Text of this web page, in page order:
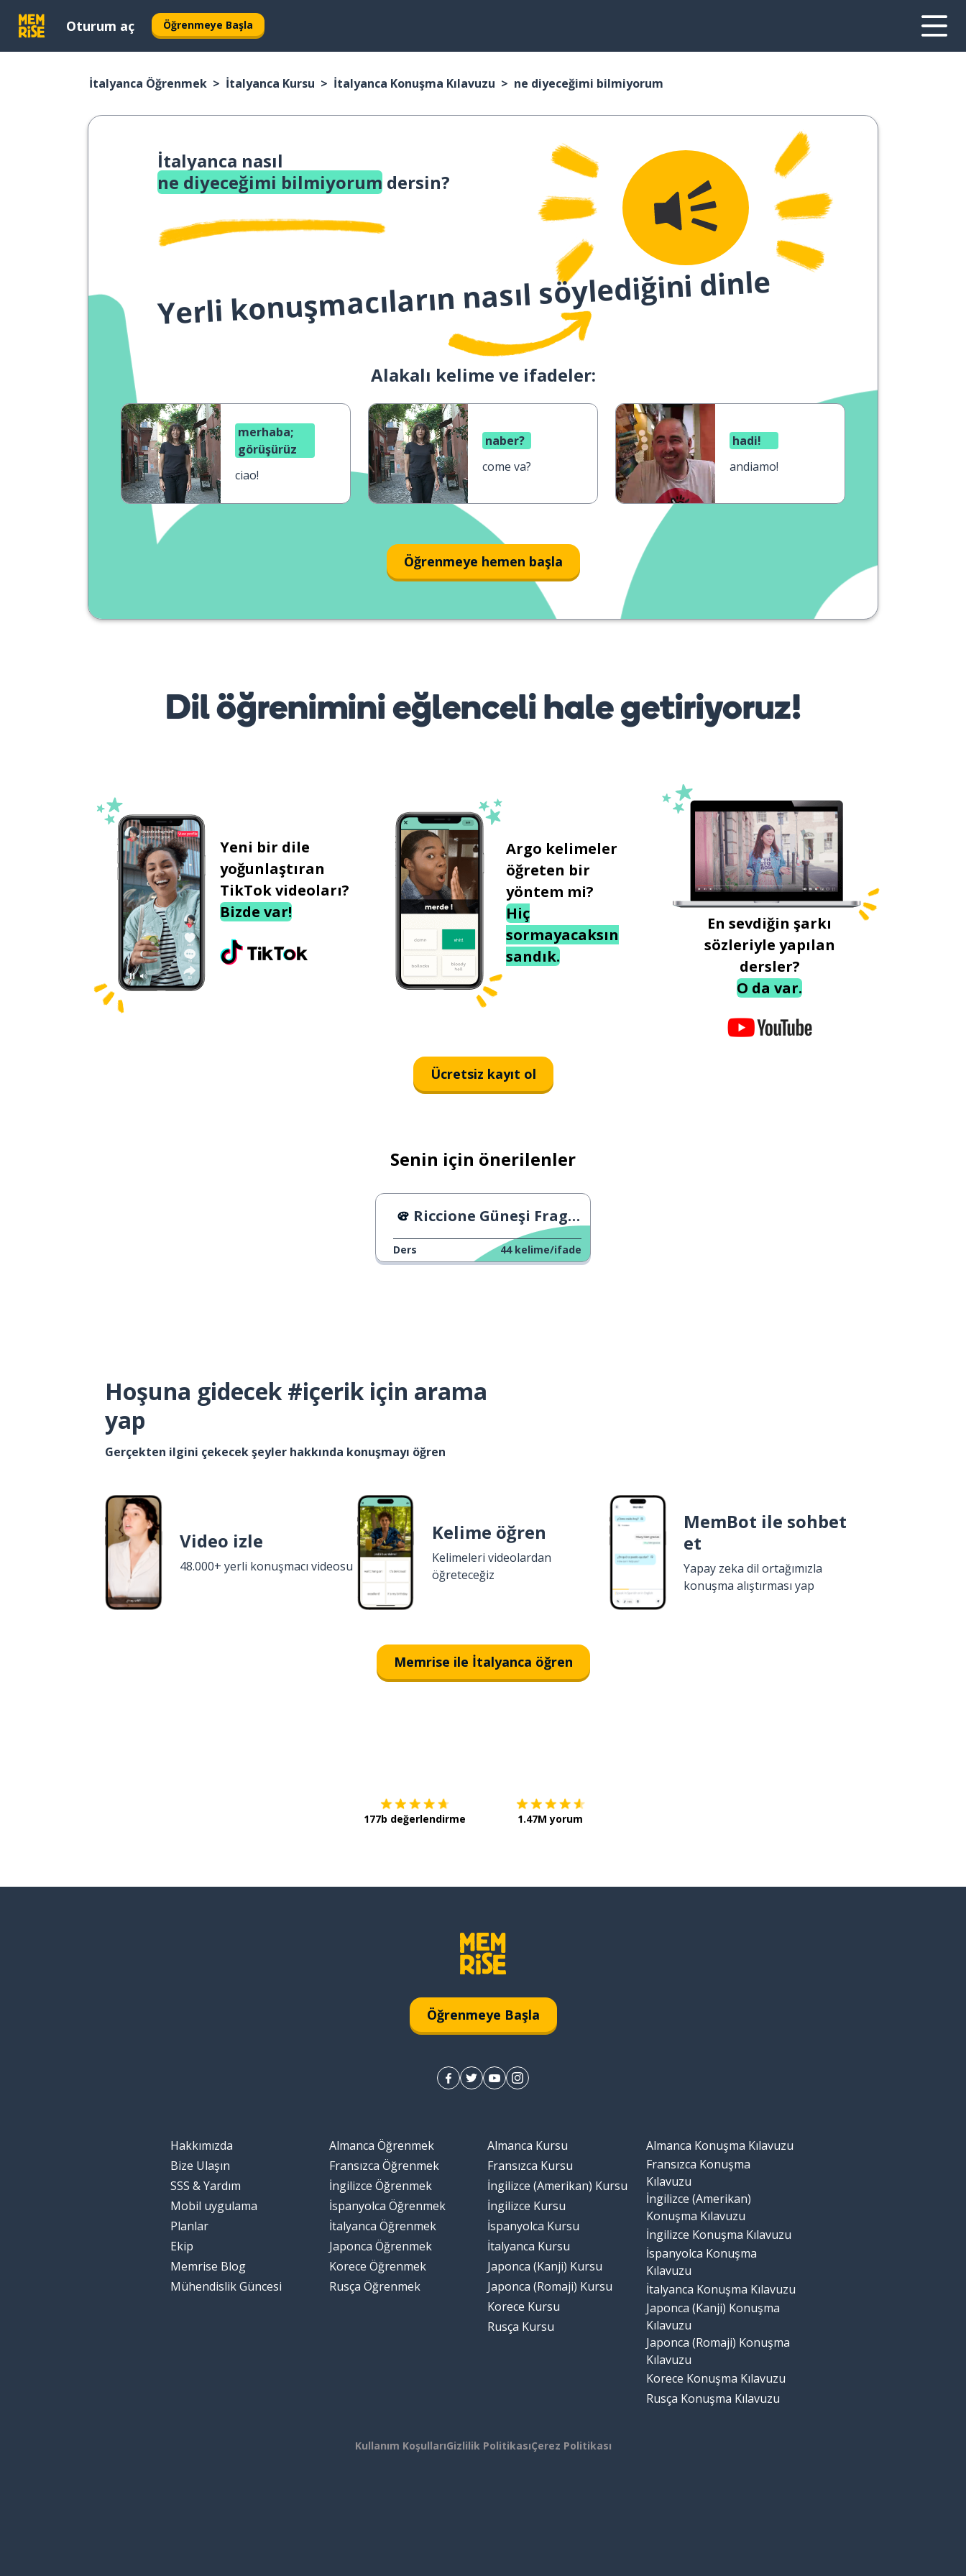
Oturum aç Öğrenmeye Başla
İtalyanca Öğrenmek İtalyanca Kursu İtalyanca Konuşma Kılavuzu ne diyeceğimi bilmiyorum
İtalyanca nasıl
ne diyeceğimi bilmiyorum dersin?
Yerli konuşmacıların nasıl söylediğini dinle
Alakalı kelime ve ifadeler:
merhaba;
görüşürüz
ciao!
naber?
come va?
hadi!
andiamo!
Öğrenmeye hemen başla
Dil öğrenimini eğlenceli hale getiriyoruz!
Yeni bir dile
yoğunlaştıran
TikTok videoları?
Bizde var!
Argo kelimeler
öğreten bir
yöntem mi?
Hiç
sormayacaksın
sandık.
En sevdiğin şarkı
sözleriyle yapılan
dersler?
O da var.
Ücretsiz kayıt ol
Senin için önerilenler
Riccione Güneşi Fragmanı
Ders 44 kelime/ifade
Hoşuna gidecek #içerik için arama
yap
Gerçekten ilgini çekecek şeyler hakkında konuşmayı öğren
Video izle
48.000+ yerli konuşmacı videosu
Kelime öğren
Kelimeleri videolardan
öğreteceğiz
MemBot ile sohbet
et
Yapay zeka dil ortağımızla
konuşma alıştırması yap
Memrise ile İtalyanca öğren
177b değerlendirme 1.47M yorum
Öğrenmeye Başla
Hakkımızda
Bize Ulaşın
SSS & Yardım
Mobil uygulama
Planlar
Ekip
Memrise Blog
Mühendislik Güncesi
Almanca Öğrenmek
Fransızca Öğrenmek
İngilizce Öğrenmek
İspanyolca Öğrenmek
İtalyanca Öğrenmek
Japonca Öğrenmek
Korece Öğrenmek
Rusça Öğrenmek
Almanca Kursu
Fransızca Kursu
İngilizce (Amerikan) Kursu
İngilizce Kursu
İspanyolca Kursu
İtalyanca Kursu
Japonca (Kanji) Kursu
Japonca (Romaji) Kursu
Korece Kursu
Rusça Kursu
Almanca Konuşma Kılavuzu
Fransızca Konuşma
Kılavuzu
İngilizce (Amerikan)
Konuşma Kılavuzu
İngilizce Konuşma Kılavuzu
İspanyolca Konuşma
Kılavuzu
İtalyanca Konuşma Kılavuzu
Japonca (Kanji) Konuşma
Kılavuzu
Japonca (Romaji) Konuşma
Kılavuzu
Korece Konuşma Kılavuzu
Rusça Konuşma Kılavuzu
Kullanım KoşullarıGizlilik PolitikasıÇerez Politikası